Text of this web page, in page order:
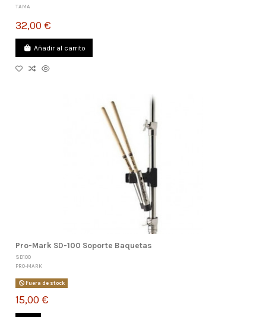
TAMA
32,00 €
Añadir al carrito
Pro-Mark SD-100 Soporte Baquetas
SD100
PRO-MARK
Fuera de stock
15,00 €